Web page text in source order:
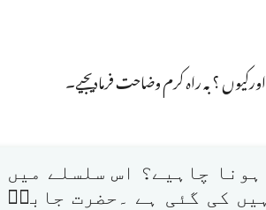
؟ بہ راہ کرم وضاحت فرمادیجیے۔
چاہیے؟ اس سلسلے میں
کی گئی ہے ۔حضرت جابرؓ